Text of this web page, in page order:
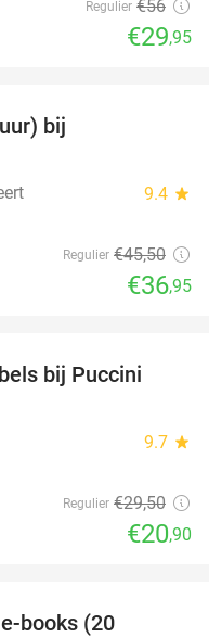
Regulier €56
€29,95
bij
9.4 star
Regulier €45,50
€36,95
bij Puccini
9.7 star
Regulier €29,50
€20,90
books (20